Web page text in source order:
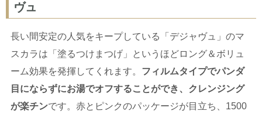
ヴュ
長い間安定の人気をキープしている「デジャヴュ」のマ
スカラは「塗るつけまつげ」というほどロング＆ボリュ
ーム効果を発揮してくれます。 フィルムタイプでパンダ
目にならずにお湯でオフすることができ、クレンジング
が楽チンです。赤とピンクのパッケージが目立ち、1500